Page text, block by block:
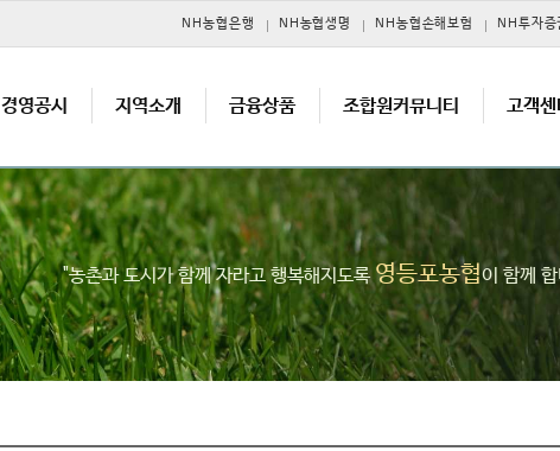
NH농협은행 NH농협생명 NH농협손해보험 NH투자증
경영공시 지역소개 금융상품 조합원커뮤니티 고객센
"농촌과 도시가 함께 자라고 행복해지도록영등포농협이 함께